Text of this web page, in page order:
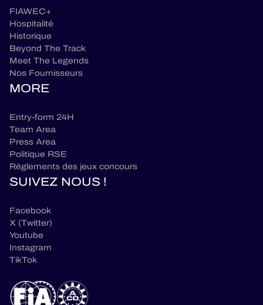
FIAWEC+
Hospitalité
Historique
Beyond The Track
Meet The Legends
Nos Fournisseurs
MORE
Entry-form 24H
Team Area
Press Area
Politique RSE
Règlements des jeux concours
SUIVEZ NOUS !
Facebook
X (Twitter)
Youtube
Instagram
TikTok